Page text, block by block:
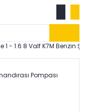
1 - 1.6 8 Valf K7M Benzin